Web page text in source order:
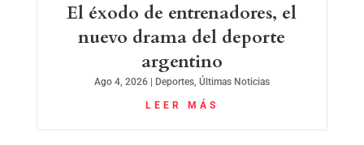
El éxodo de entrenadores, el
nuevo drama del deporte
argentino
Ago 4, 2026| Deportes, Últimas Noticias
LEER MÁS